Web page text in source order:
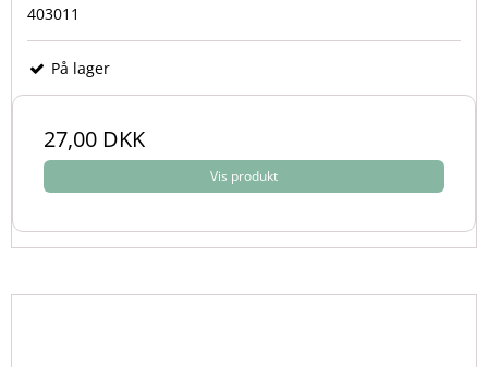
403011
På lager
27,00 DKK
Vis produkt